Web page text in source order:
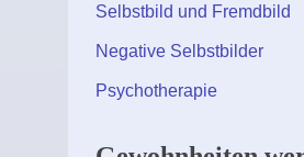
Selbstbild und Fremdbild
Negative Selbstbilder
Psychotherapie